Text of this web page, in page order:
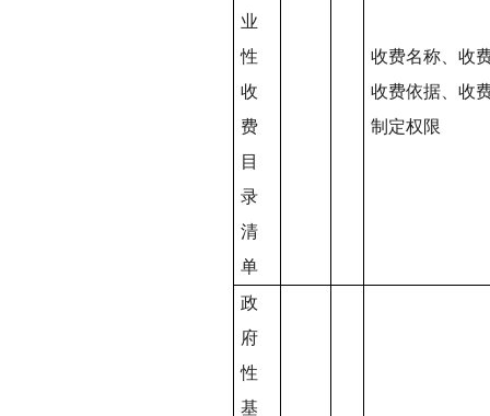
业
性
收
费
目
录
清
单
收费名称、收
收费依据、收
制定权限
政
府
性
基